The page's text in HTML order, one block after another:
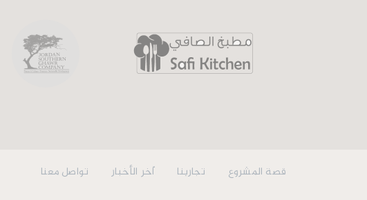
قصة المشروع تجاربنا اّخر الأخبار تواصل معنا